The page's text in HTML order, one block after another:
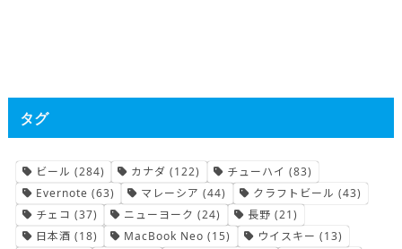
タグ
ビール (284) カナダ (122) チューハイ (83)
Evernote (63) マレーシア (44) クラフトビール (43)
チェコ (37) ニューヨーク (24) 長野 (21)
日本酒 (18) MacBook Neo (15) ウイスキー (13)